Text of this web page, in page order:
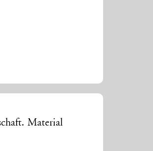
Material